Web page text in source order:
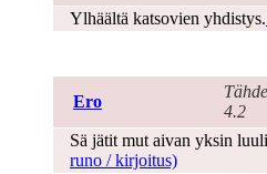
Ylhäältä katsovien yhdistys.
Ero
4.2
Sä jätit mut aivan yksin
runo / kirjoitus)